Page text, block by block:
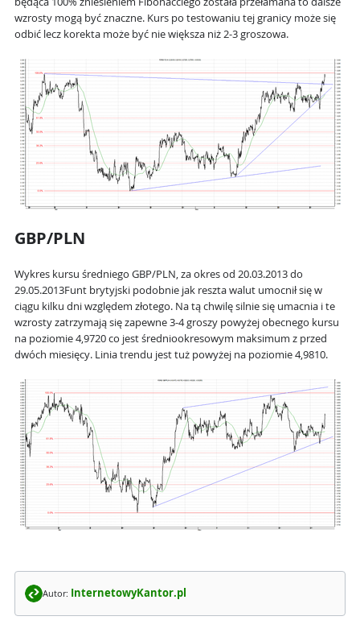
wzrosty mogą być znaczne. Kurs po testowaniu tej granicy może się
odbić lecz korekta może być nie większa niż 2-3 groszowa.
GBP/PLN
Wykres kursu średniego GBP/PLN, za okres od 20.03.2013 do
29.05.2013Funt brytyjski podobnie jak reszta walut umocnił się w
ciągu kilku dni względem złotego. Na tą chwilę silnie się umacnia i te
wzrosty zatrzymają się zapewne 3-4 groszy powyżej obecnego kursu
na poziomie 4,9720 co jest średniookresowym maksimum z przed
dwóch miesięcy. Linia trendu jest tuż powyżej na poziomie 4,9810.
Autor: InternetowyKantor.pl